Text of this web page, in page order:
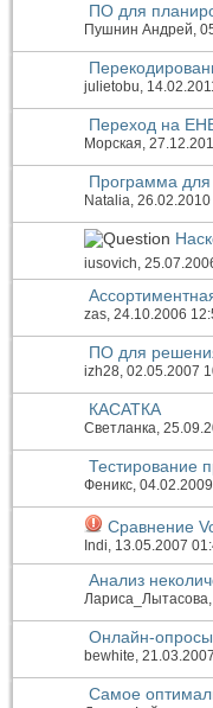
ПО для
Пушнин Андрей,
julietobu,
Переход на
Морская,
Программа для
Natalia,
iusovich,
zas, 24.10.2006
ПО для
izh28, 02.05.2007
КАСАТКА
Светланка,
Тестирование
Феникс,
Сравнение
Indi, 13.05.2007
Анализ
Лариса_Лытасова
Онлайн-
bewhite,
Самое